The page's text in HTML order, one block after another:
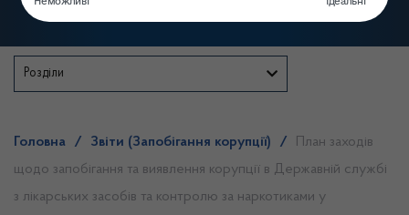
Розділи
Головна / Звіти (Запобігання корупції) /
План заходів
щодо запобігання та виявлення корупції в Державній службі
з лікарських засобів та контролю за наркотиками у